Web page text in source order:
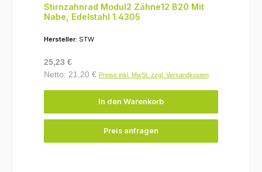
Stirnzahnrad Modul2 Zähne12 B20 Mit
Nabe, Edelstahl 1.4305
Hersteller: STW
Regulärer Preis:
25,23 €
Netto: 21,20 € Preise inkl. MwSt. zzgl. Versandkosten
In den Warenkorb
Preis anfragen